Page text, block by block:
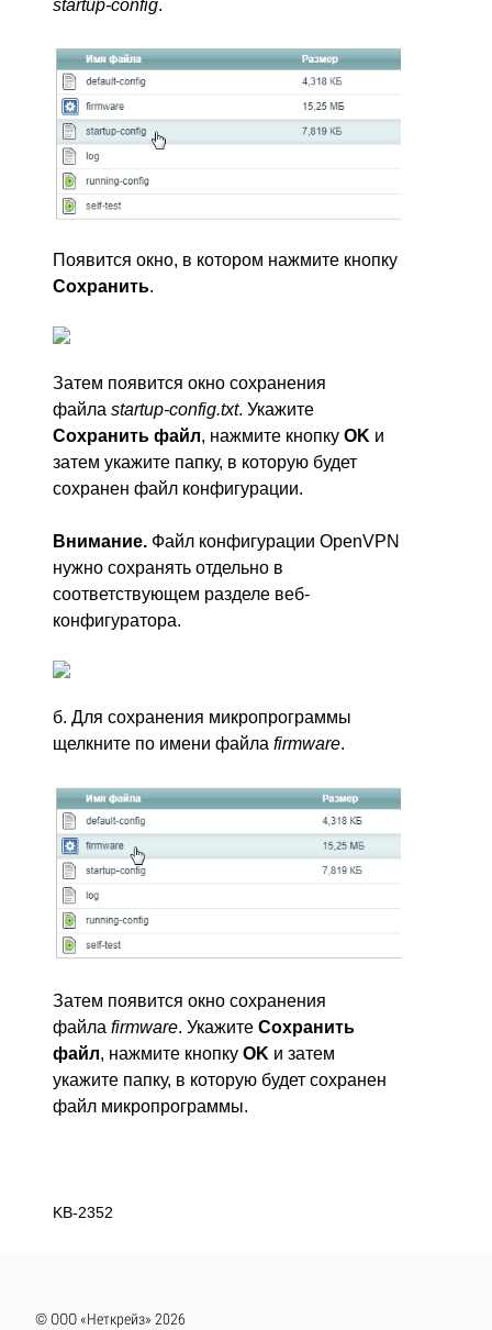
startup-config.
Появится окно, в котором нажмите кнопку
Сохранить.
Затем появится окно сохранения
файла startup-config.txt. Укажите
Сохранить файл, нажмите кнопку OK и
затем укажите папку, в которую будет
сохранен файл конфигурации.
Внимание. Файл конфигурации OpenVPN
нужно сохранять отдельно в
соответствующем разделе веб-
конфигуратора.
б. Для сохранения микропрограммы
щелкните по имени файла firmware.
Затем появится окно сохранения
файла firmware. Укажите Сохранить
файл, нажмите кнопку OK и затем
укажите папку, в которую будет сохранен
файл микропрограммы.
KB-2352
© ООО «Неткрейз» 2026